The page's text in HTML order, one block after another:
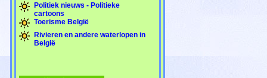
Politiek nieuws - Politieke
cartoons
Toerisme België
Rivieren en andere waterlopen in
België